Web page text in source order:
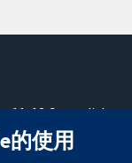
11-13 Cavendish
Square
London
的使用